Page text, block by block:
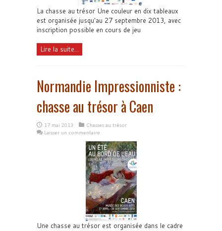
La chasse au trésor Une couleur en dix tableaux
est organisée jusqu'au 27 septembre 2013, avec
inscription possible en cours de jeu
Lire la suite...
Normandie Impressionniste :
chasse au trésor à Caen
17 mai 2013
Chasses au trésor
Laisser un commentaire
Une chasse au trésor est organisée dans le cadre